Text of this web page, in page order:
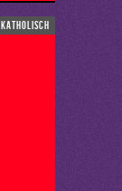
katholisch